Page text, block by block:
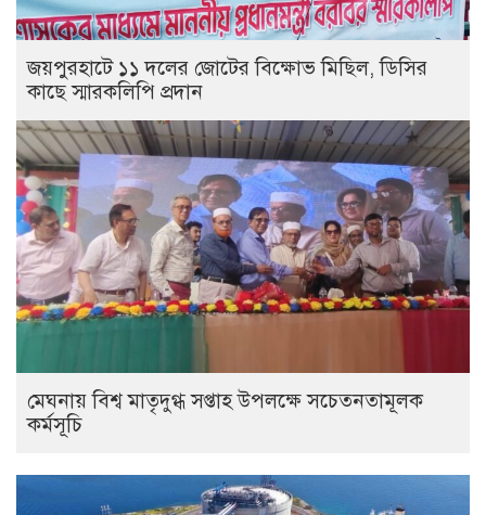
জয়পুরহাটে ১১ দলের জোটের বিক্ষোভ মিছিল, ডিসির
কাছে স্মারকলিপি প্রদান
মেঘনায় বিশ্ব মাতৃদুগ্ধ সপ্তাহ উপলক্ষে সচেতনতামূলক
কর্মসূচি